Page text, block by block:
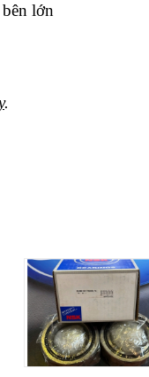
lớn
.